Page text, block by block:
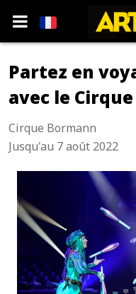
Partez en
avec le
Cirque Bormann
Jusqu'au 7 août 2022